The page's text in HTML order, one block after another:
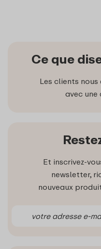
Ce que
Les clients nous
avec
Et inscrivez-
newsletter,
nouveaux